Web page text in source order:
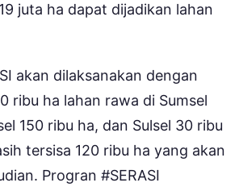
juta ha dapat dijadikan lahan
akan dilaksanakan dengan
ribu ha lahan rawa di Sumsel
150 ribu ha, dan Sulsel 30 ribu
tersisa 120 ribu ha yang akan
Progran #SERASI